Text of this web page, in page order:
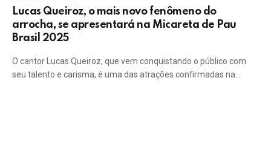
Lucas Queiroz, o mais novo fenômeno do
arrocha, se apresentará na Micareta de Pau
Brasil 2025
O cantor Lucas Queiroz, que vem conquistando o público com
seu talento e carisma, é uma das atrações confirmadas na…